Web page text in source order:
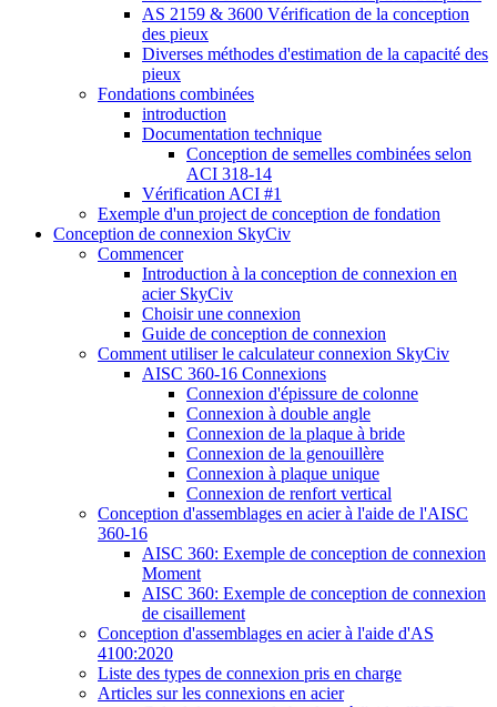
AS 2159 & 3600 Vérification de la conception
des pieux
Diverses méthodes d'estimation de la capacité des
pieux
Fondations combinées
introduction
Documentation technique
Conception de semelles combinées selon
ACI 318-14
Vérification ACI #1
Exemple d'un project de conception de fondation
Conception de connexion SkyCiv
Commencer
Introduction à la conception de connexion en
acier SkyCiv
Choisir une connexion
Guide de conception de connexion
Comment utiliser le calculateur connexion SkyCiv
AISC 360-16 Connexions
Connexion d'épissure de colonne
Connexion à double angle
Connexion de la plaque à bride
Connexion de la genouillère
Connexion à plaque unique
Connexion de renfort vertical
Conception d'assemblages en acier à l'aide de l'AISC
360-16
AISC 360: Exemple de conception de connexion
Moment
AISC 360: Exemple de conception de connexion
de cisaillement
Conception d'assemblages en acier à l'aide d'AS
4100:2020
Liste des types de connexion pris en charge
Articles sur les connexions en acier